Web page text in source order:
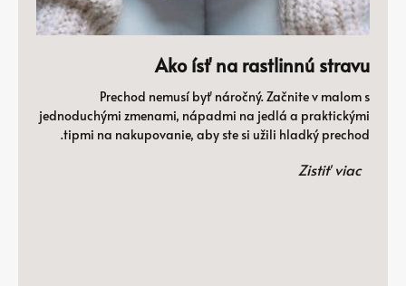
Ako ísť na rastlinnú stravu
Prechod nemusí byť náročný. Začnite v malom s
jednoduchými zmenami, nápadmi na jedlá a praktickými
tipmi na nakupovanie, aby ste si užili hladký prechod.
Zistiť viac